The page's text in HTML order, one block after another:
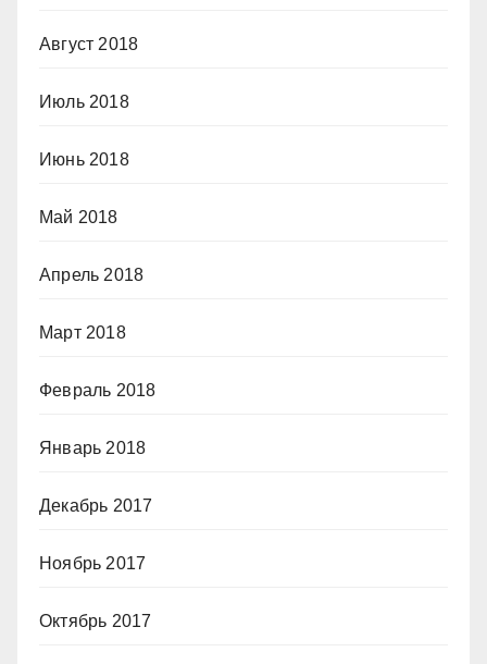
Август 2018
Июль 2018
Июнь 2018
Май 2018
Апрель 2018
Март 2018
Февраль 2018
Январь 2018
Декабрь 2017
Ноябрь 2017
Октябрь 2017